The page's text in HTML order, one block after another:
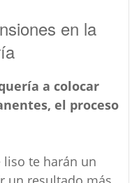
en la
a colocar
el proceso
te harán un